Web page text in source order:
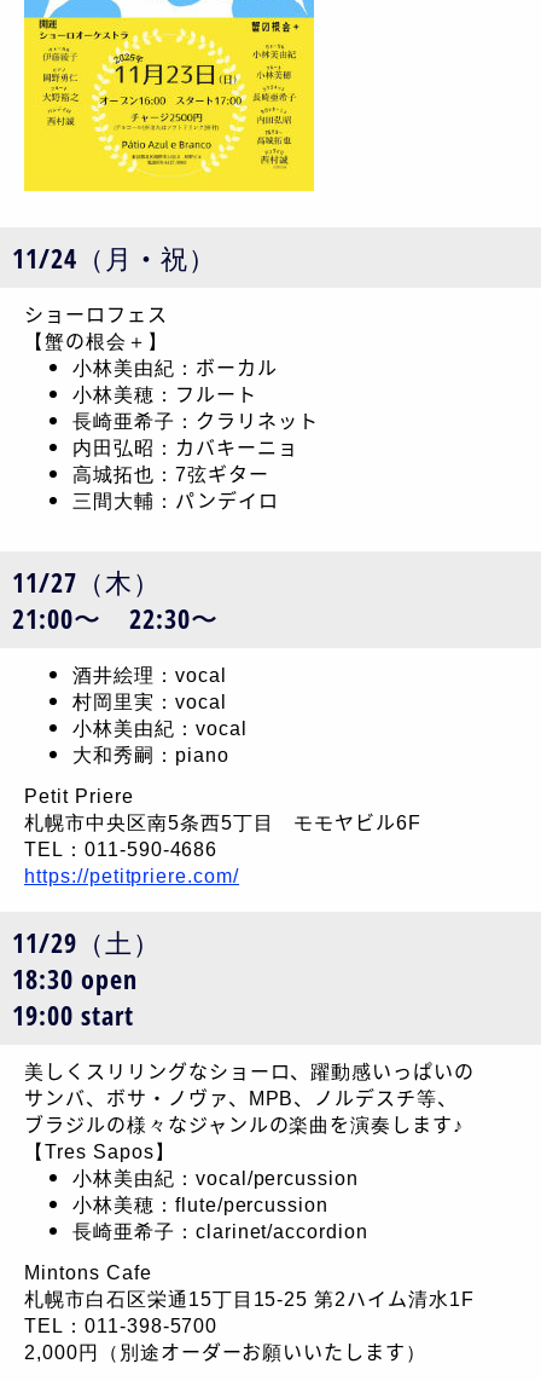
11/24（月・祝）
ショーロフェス
【蟹の根会＋】
小林美由紀：ボーカル
小林美穂：フルート
長崎亜希子：クラリネット
内田弘昭：カバキーニョ
高城拓也：7弦ギター
三間大輔：パンデイロ
11/27（木）
21:00〜 22:30〜
酒井絵理：vocal
村岡里実：vocal
小林美由紀：vocal
大和秀嗣：piano
Petit Priere
札幌市中央区南5条西5丁目 モモヤビル6F
TEL：011-590-4686
https://petitpriere.com/
11/29（土）
18:30 open
19:00 start
美しくスリリングなショーロ、躍動感いっぱいの
サンバ、ボサ・ノヴァ、MPB、ノルデスチ等、
ブラジルの様々なジャンルの楽曲を演奏します♪
【Tres Sapos】
小林美由紀：vocal/percussion
小林美穂：flute/percussion
長崎亜希子：clarinet/accordion
Mintons Cafe
札幌市白石区栄通15丁目15-25 第2ハイム清水1F
TEL：011-398-5700
2,000円（別途オーダーお願いいたします）